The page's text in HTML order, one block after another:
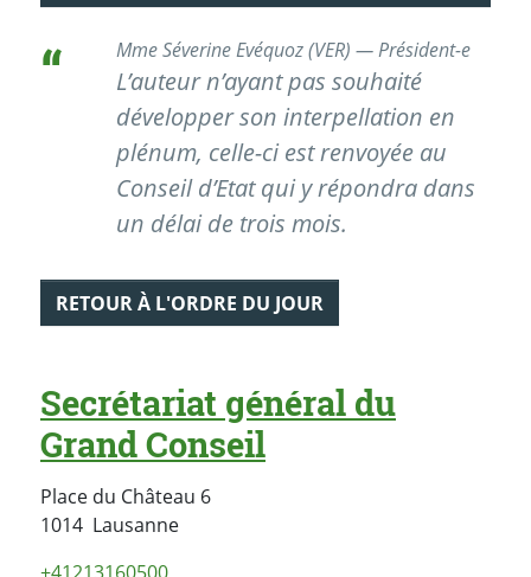
Mme Séverine Evéquoz (VER) — Président-e
L’auteur n’ayant pas souhaité
développer son interpellation en
plénum, celle-ci est renvoyée au
Conseil d’Etat qui y répondra dans
un délai de trois mois.
RETOUR À L'ORDRE DU JOUR
Secrétariat général du
Grand Conseil
Place du Château 6
1014 LausanneSuisse